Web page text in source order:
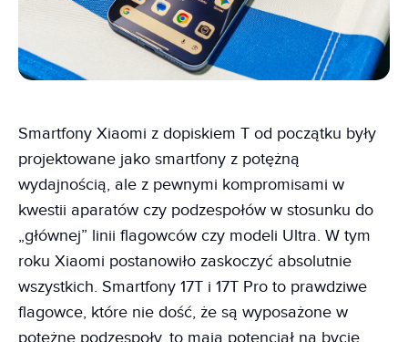
Smartfony Xiaomi z dopiskiem T od początku były
projektowane jako smartfony z potężną
wydajnością, ale z pewnymi kompromisami w
kwestii aparatów czy podzespołów w stosunku do
„głównej” linii flagowców czy modeli Ultra. W tym
roku Xiaomi postanowiło zaskoczyć absolutnie
wszystkich. Smartfony 17T i 17T Pro to prawdziwe
flagowce, które nie dość, że są wyposażone w